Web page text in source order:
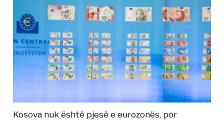
Kosova nuk është pjesë e eurozonës, por